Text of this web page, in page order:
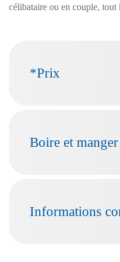
célibataire ou en couple, tout
*Prix
Boire et manger
Informations